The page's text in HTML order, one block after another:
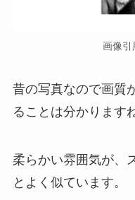
画像引
昔の写真なので画質
ることは分かります
柔らかい雰囲気が、
とよく似ています。